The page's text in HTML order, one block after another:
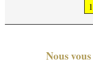
1
Nous